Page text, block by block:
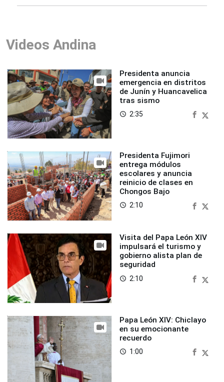
Videos Andina
Presidenta anuncia
emergencia en distritos
de Junín y Huancavelica
tras sismo
access_time 2:35
Presidenta Fujimori
entrega módulos
escolares y anuncia
reinicio de clases en
Chongos Bajo
access_time 2:10
Visita del Papa León XIV
impulsará el turismo y
gobierno alista plan de
seguridad
access_time 2:10
Papa León XIV: Chiclayo
en su emocionante
recuerdo
access_time 1:00